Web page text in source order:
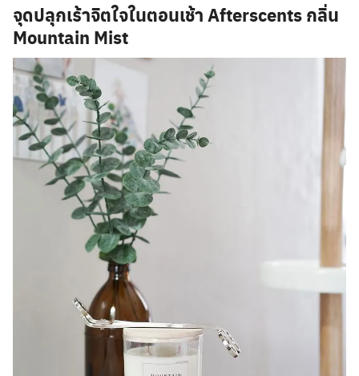
จุดปลุกเร้าจิตใจในตอนเช้า Afterscents กลิ่น
Mountain Mist